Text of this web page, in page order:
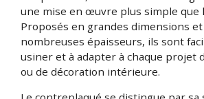
une mise en œuvre plus simple que
Proposés en grandes dimensions et
nombreuses épaisseurs, ils sont
usiner et à adapter à chaque projet
ou de décoration intérieure.